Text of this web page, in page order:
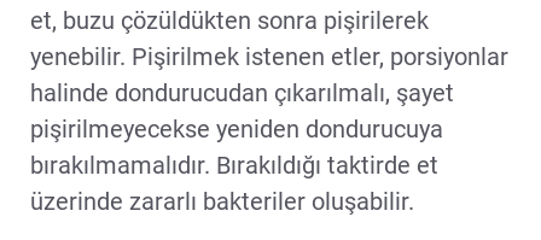
et, buzu çözüldükten sonra pişirilerek
yenebilir. Pişirilmek istenen etler, porsiyonlar
halinde dondurucudan çıkarılmalı, şayet
pişirilmeyecekse yeniden dondurucuya
bırakılmamalıdır. Bırakıldığı taktirde et
üzerinde zararlı bakteriler oluşabilir.